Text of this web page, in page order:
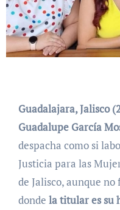
Guadalajara, Jalisco
Guadalupe García
despacha como si
Justicia para las
de Jalisco, aunque
donde la titular es su